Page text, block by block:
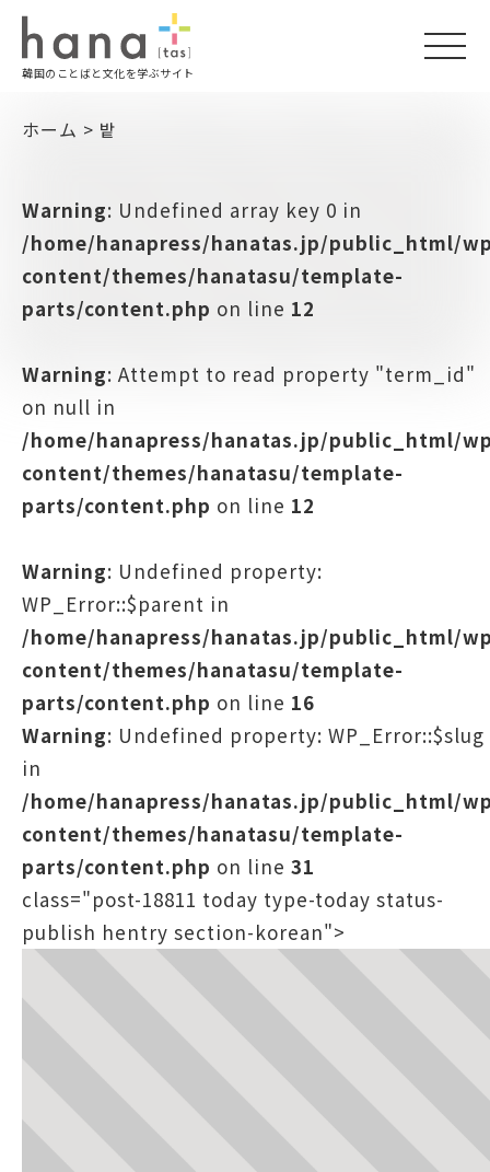
韓国のことばと文化を学ぶサイト
ホーム > 밭
Warning: Undefined array key 0 in
/home/hanapress/hanatas.jp/public_html/
content/themes/hanatasu/template-
parts/content.php on line 12
Warning: Attempt to read property "term_id"
on null in
/home/hanapress/hanatas.jp/public_html/
content/themes/hanatasu/template-
parts/content.php on line 12
Warning: Undefined property:
WP_Error::$parent in
/home/hanapress/hanatas.jp/public_html/
content/themes/hanatasu/template-
parts/content.php on line 16
Warning: Undefined property: WP_Error::$slug
in
/home/hanapress/hanatas.jp/public_html/
content/themes/hanatasu/template-
parts/content.php on line 31
class="post-18811 today type-today status-
publish hentry section-korean">